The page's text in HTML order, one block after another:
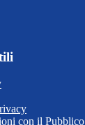
con il Pubblico